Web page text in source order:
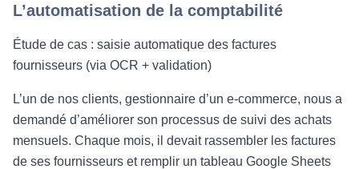
L’automatisation de la comptabilité
Étude de cas : saisie automatique des factures
fournisseurs (via OCR + validation)
L’un de nos clients, gestionnaire d’un e-commerce, nous a
demandé d’améliorer son processus de suivi des achats
mensuels. Chaque mois, il devait rassembler les factures
de ses fournisseurs et remplir un tableau Google Sheets